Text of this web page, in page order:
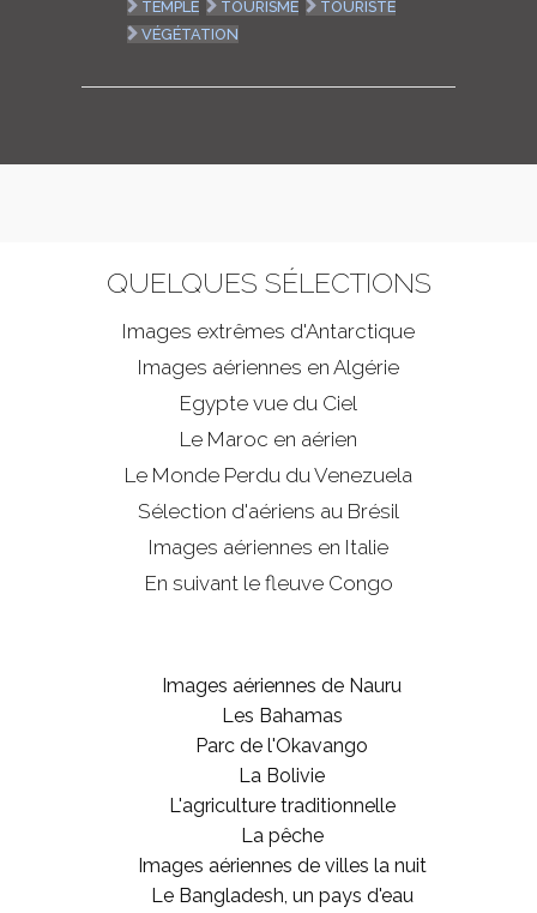
TEMPLE
TOURISME
TOURISTE
VÉGÉTATION
QUELQUES SÉLECTIONS
Images extrêmes d'Antarctique
Images aériennes en Algérie
Egypte vue du Ciel
Le Maroc en aérien
Le Monde Perdu du Venezuela
Sélection d'aériens au Brésil
Images aériennes en Italie
En suivant le fleuve Congo
Images aériennes de Nauru
Les Bahamas
Parc de l'Okavango
La Bolivie
L'agriculture traditionnelle
La pêche
Images aériennes de villes la nuit
Le Bangladesh, un pays d'eau